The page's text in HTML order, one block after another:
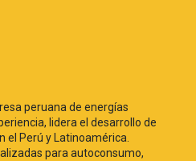
peruana de energías
lidera el desarrollo de
el Perú y Latinoamérica.
para autoconsumo,